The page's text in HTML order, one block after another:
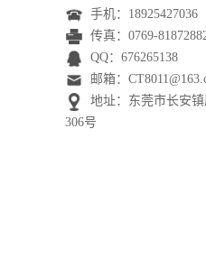
手机： 18925427036
传真：0769-
QQ：676265138
邮箱：
地址：东莞市长安
306号